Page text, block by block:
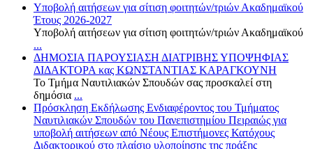
Υποβολή αιτήσεων για σίτιση φοιτητών/τριών Ακαδημαϊκού
Έτους 2026-2027
Υποβολή αιτήσεων για σίτιση φοιτητών/τριών Ακαδημαϊκού
...
ΔΗΜΟΣΙΑ ΠΑΡΟΥΣΙΑΣΗ ΔΙΑΤΡΙΒΗΣ ΥΠΟΨΗΦΙΑΣ
ΔΙΔΑΚΤΟΡΑ κας ΚΩΝΣΤΑΝΤΙΑΣ ΚΑΡΑΓΚΟΥΝΗ
Το Τμήμα Ναυτιλιακών Σπουδών σας προσκαλεί στη
δημόσια ...
Πρόσκληση Εκδήλωσης Ενδιαφέροντος του Τμήματος
Ναυτιλιακών Σπουδών του Πανεπιστημίου Πειραιώς για
υποβολή αιτήσεων από Νέους Επιστήμονες Κατόχους
Διδακτορικού στο πλαίσιο υλοποίησης της πράξης